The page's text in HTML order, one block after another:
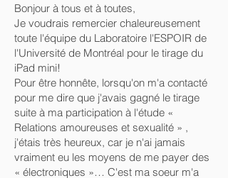
Bonjour à tous et à toutes,
Je voudrais remercier chaleureusement
toute l'équipe du Laboratoire l'ESPOIR de
l'Université de Montréal pour le tirage du
iPad mini!
Pour être honnête, lorsqu'on m'a contacté
pour me dire que j'avais gagné le tirage
suite à ma participation à l'étude «
Relations amoureuses et sexualité » ,
j'étais très heureux, car je n'ai jamais
vraiment eu les moyens de me payer des
« électroniques »… C'est ma soeur m'a